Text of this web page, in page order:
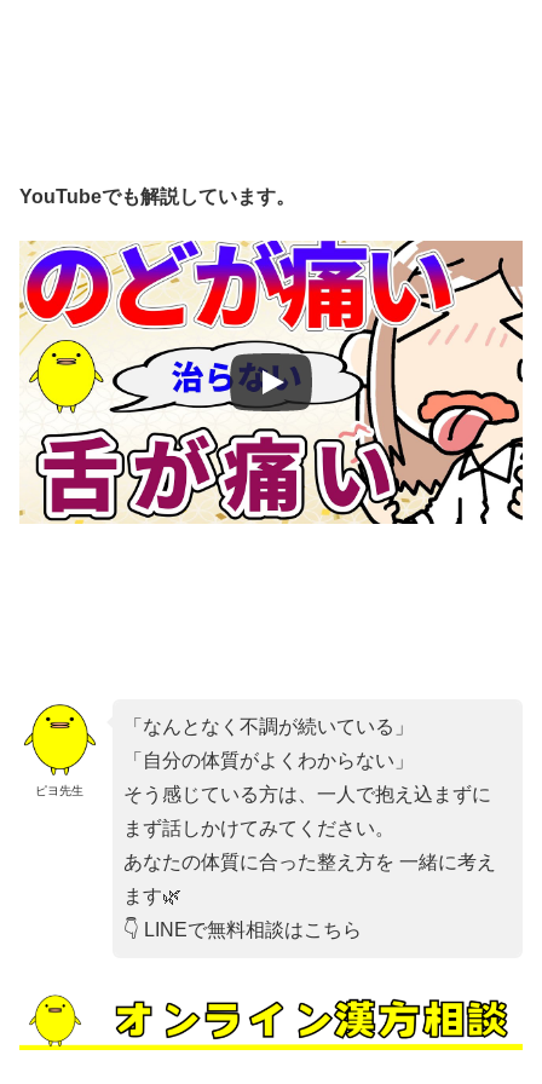
YouTubeでも解説しています。
ピヨ先生
「なんとなく不調が続いている」
「自分の体質がよくわからない」
そう感じている方は、一人で抱え込まずに
まず話しかけてみてください。
あなたの体質に合った整え方を 一緒に考え
ます🌿
👇 LINEで無料相談はこちら